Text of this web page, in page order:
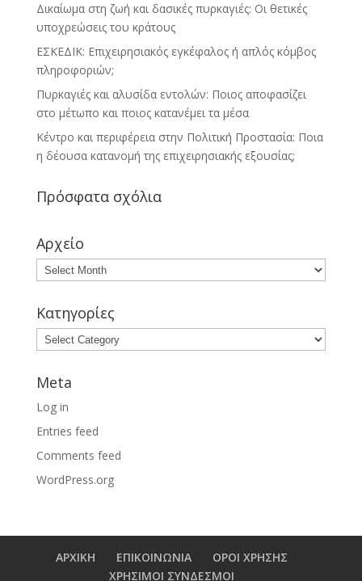
Δικαίωμα στη ζωή και δασικές πυρκαγιές: Οι θετικές
υποχρεώσεις του κράτους
ΕΣΚΕΔΙΚ: Επιχειρησιακός εγκέφαλος ή απλός κόμβος
πληροφοριών;
Πυρκαγιές και αλυσίδα εντολών: Ποιος αποφασίζει
στο μέτωπο και ποιος κατανέμει τα μέσα
Κέντρο και περιφέρεια στην Πολιτική Προστασία: Ποια
η δέουσα κατανομή της επιχειρησιακής εξουσίας;
Πρόσφατα σχόλια
Αρχείο
Κατηγορίες
Meta
Log in
Entries feed
Comments feed
WordPress.org
ΑΡΧΙΚΗ ΕΠΙΚΟΙΝΩΝΙΑ
ΟΡΟΙ ΧΡΗΣΗΣ
ΧΡΗΣΙΜΟΙ ΣΥΝΔΕΣΜΟΙ